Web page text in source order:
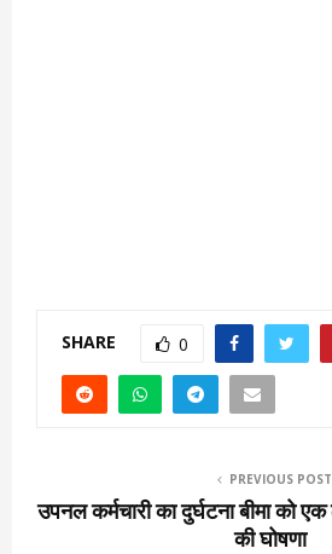
SHARE 0
PREVIOUS POST
उपनल कर्मचारी का दुर्घटना बीमा को
की घोषणा